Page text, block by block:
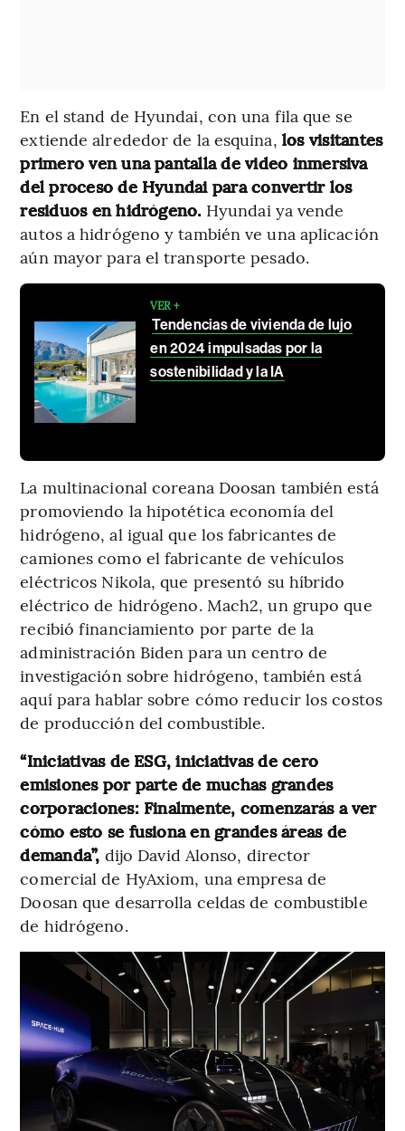
En el stand de Hyundai, con una fila que se
extiende alrededor de la esquina, los visitantes
primero ven una pantalla de video inmersiva
del proceso de Hyundai para convertir los
residuos en hidrógeno. Hyundai ya vende
autos a hidrógeno y también ve una aplicación
aún mayor para el transporte pesado.
VER +
Tendencias de vivienda de lujo
en 2024 impulsadas por la
sostenibilidad y la IA
La multinacional coreana Doosan también está
promoviendo la hipotética economía del
hidrógeno, al igual que los fabricantes de
camiones como el fabricante de vehículos
eléctricos Nikola, que presentó su híbrido
eléctrico de hidrógeno. Mach2, un grupo que
recibió financiamiento por parte de la
administración Biden para un centro de
investigación sobre hidrógeno, también está
aquí para hablar sobre cómo reducir los costos
de producción del combustible.
“Iniciativas de ESG, iniciativas de cero
emisiones por parte de muchas grandes
corporaciones: Finalmente, comenzarás a ver
cómo esto se fusiona en grandes áreas de
demanda”, dijo David Alonso, director
comercial de HyAxiom, una empresa de
Doosan que desarrolla celdas de combustible
de hidrógeno.